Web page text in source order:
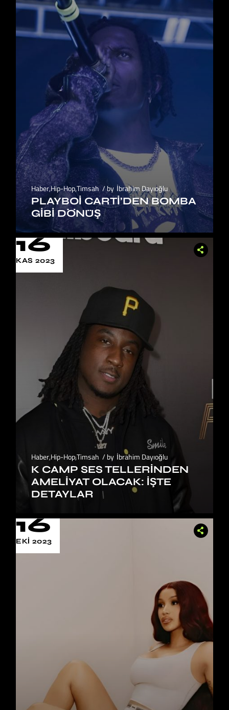
Haber,Hip-Hop,Timsah by İbrahim Dayıoğlu
PLAYBOI CARTI’DEN BOMBA
GIBI DÖNÜŞ
16
KAS 2023
Haber,Hip-Hop,Timsah by İbrahim Dayıoğlu
K CAMP SES TELLERINDEN
AMELIYAT OLACAK: İŞTE
DETAYLAR
16
EKI 2023